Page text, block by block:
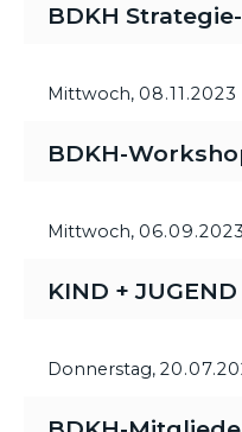
BDKH
Mittwoch, 08.11.2023
BDKH-
Mittwoch, 06.09.2023
KIND +
Donnerstag,